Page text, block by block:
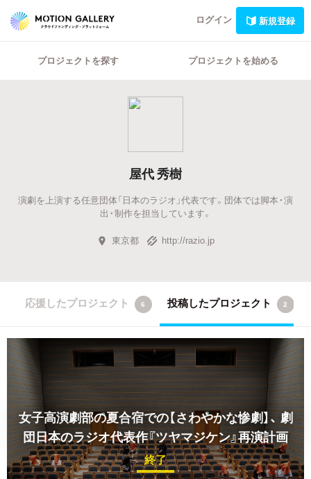
ログイン 新規登録
プロジェクトを探す プロジェクトを始める
屋代 秀樹
演劇を上演する任意団体「日本のラジオ」代表です。団体では脚本・演
出・制作を担当しています。
東京都 http://razio.jp
応援したプロジェクト 6 投稿したプロジェクト 2
女子高演劇部の夏合宿での【さわやかな惨劇】、劇
団日本のラジオ代表作『ツヤマジケン』再演計画
終了